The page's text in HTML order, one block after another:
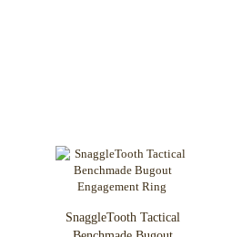
SnaggleTooth Tactical